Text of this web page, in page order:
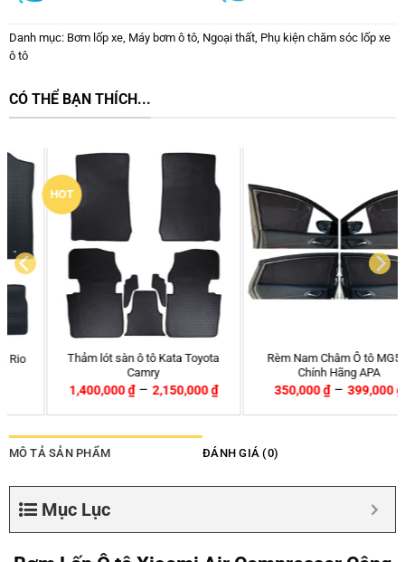
Danh mục: Bơm lốp xe, Máy bơm ô tô, Ngoại thất, Phụ kiện chăm sóc lốp xe
ô tô
CÓ THỂ BẠN THÍCH...
HOT
Thảm lót sàn ô tô Kata Toyota
1,400,000₫ – 2,150,000₫
Rèm Nam Châm Ô tô MG5 –
Chính Hãng APA
350,000₫ – 399,000₫
MÔ TẢ SẢN PHẨM ĐÁNH GIÁ (0)
Mục Lục